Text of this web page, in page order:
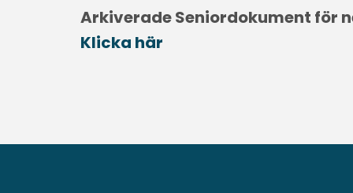
Arkiverade Seniordokument för
Klicka här